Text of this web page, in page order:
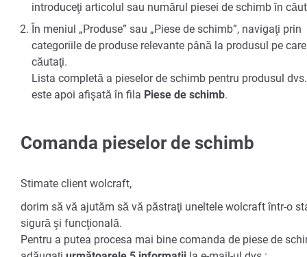
introduceţi articolul sau numărul piesei de schimb în
În meniul „Produse” sau „Piese de schimb”, navigaţi prin
categoriile de produse relevante până la produsul pe
căutaţi.
Lista completă a pieselor de schimb pentru produsul dvs.
este apoi afişată în fila Piese de schimb.
Comanda pieselor de schimb
Stimate client wolcraft,
dorim să vă ajutăm să vă păstraţi uneltele wolcraft într-o
sigură şi funcţională.
Pentru a putea procesa mai bine comanda de piese de